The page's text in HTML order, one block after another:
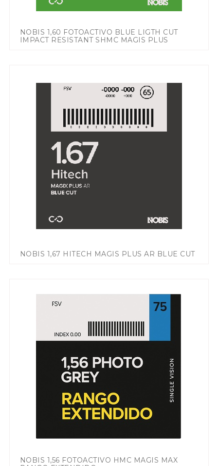
NOBIS 1,60 FOTOACTIVO BLUE LIGTH CUT
IMPACT RESISTANT SHMC MAGIS PLUS
NOBIS 1,67 HITECH MAGIS PLUS AR BLUE CUT
NOBIS 1,56 FOTOACTIVO HMC MAGIS MAX